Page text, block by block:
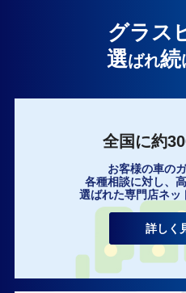
グラス
選ばれ続
全国に約
お客様の車の
各種相談に対し、
選ばれた専門店ネッ
詳しく